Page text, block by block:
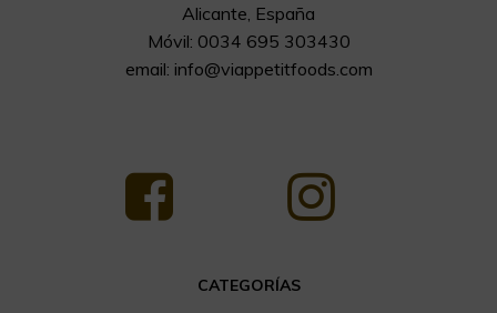
Alicante, España
Móvil: 0034 695 303430
email: info@viappetitfoods.com
CATEGORÍAS